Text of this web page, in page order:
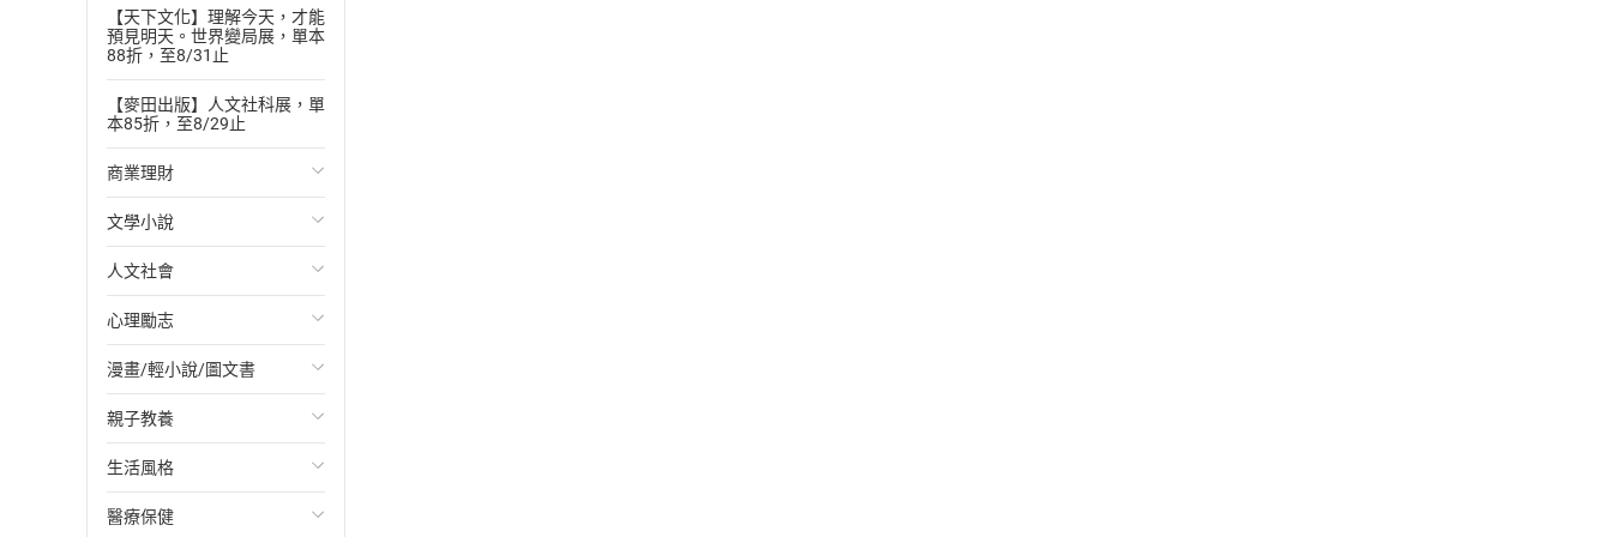
【天下文化】理解今天，才能
預見明天。世界變局展，單本
88折，至8/31止
【麥田出版】人文社科展，單
本85折，至8/29止
商業理財
投資理財
經濟/趨勢
財務/金融
管理/領導
職場工作術
成功法
行銷/廣告
文學小說
歐美文學
日本文學
韓國文學
華文文學
經典文學
成長/家庭生活小說
人文社會
國際關係
政治
社會科學
台灣/中國歷史
日/韓歷史
心理勵志
心靈成長/情緒
人際關係
兩性關係
心理學
漫畫/輕小說/圖文書
輕小說
奇幻/科幻
愛情故事
親子教養
教育現場
兒童文學/故事
生活風格
飲食/食譜
醫療保健